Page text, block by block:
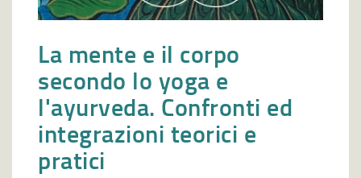
La mente e il corpo
secondo lo yoga e
l'ayurveda. Confronti ed
integrazioni teorici e
pratici